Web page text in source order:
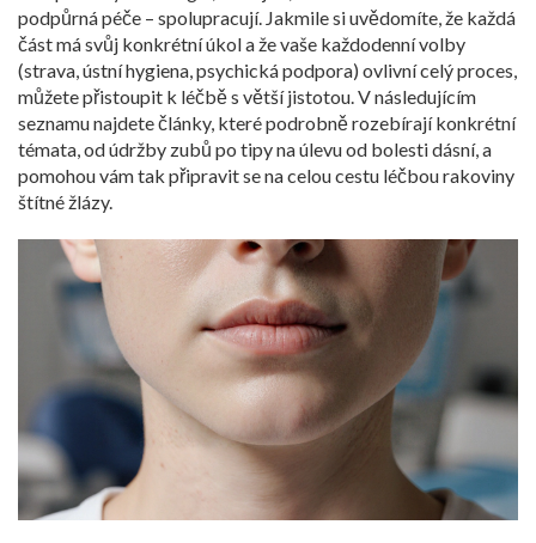
podpůrná péče – spolupracují. Jakmile si uvědomíte, že každá
část má svůj konkrétní úkol a že vaše každodenní volby
(strava, ústní hygiena, psychická podpora) ovlivní celý proces,
můžete přistoupit k léčbě s větší jistotou. V následujícím
seznamu najdete články, které podrobně rozebírají konkrétní
témata, od údržby zubů po tipy na úlevu od bolesti dásní, a
pomohou vám tak připravit se na celou cestu léčbou rakoviny
štítné žlázy.